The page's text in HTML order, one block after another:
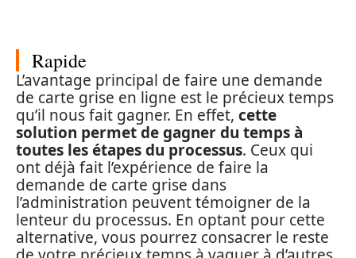
Rapide
L’avantage principal de faire une demande
de carte grise en ligne est le précieux temps
qu’il nous fait gagner. En effet, cette
solution permet de gagner du temps à
toutes les étapes du processus. Ceux qui
ont déjà fait l’expérience de faire la
demande de carte grise dans
l’administration peuvent témoigner de la
lenteur du processus. En optant pour cette
alternative, vous pourrez consacrer le reste